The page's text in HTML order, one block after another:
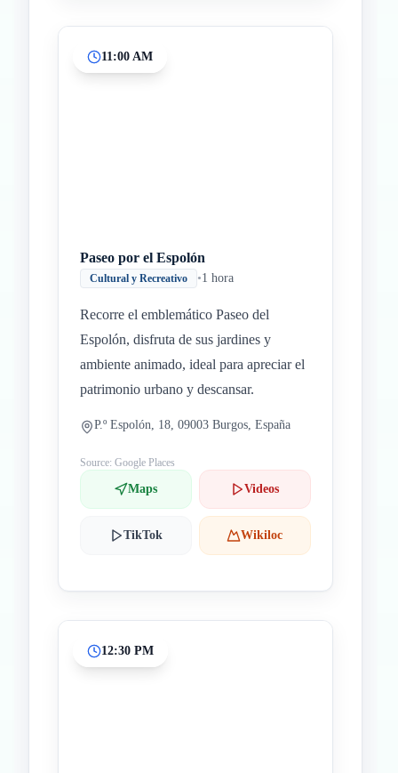
11:00 AM
Paseo por el Espolón
Cultural y Recreativo •1 hora
Recorre el emblemático Paseo del
Espolón, disfruta de sus jardines y
ambiente animado, ideal para apreciar el
patrimonio urbano y descansar.
P.º Espolón, 18, 09003 Burgos, España
Source: Google Places
Maps Videos
TikTok Wikiloc
12:30 PM